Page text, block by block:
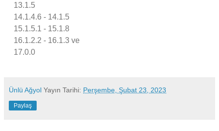
13.1.5
14.1.4.6 - 14.1.5
15.1.5.1 - 15.1.8
16.1.2.2 - 16.1.3 ve
17.0.0
Ünlü Ağyol Yayın Tarihi: Perşembe, Şubat 23, 2023
Paylaş